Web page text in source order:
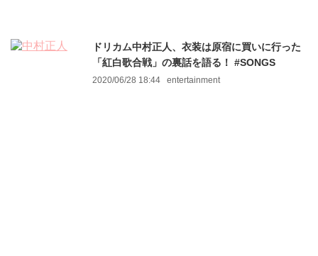
ドリカム中村正人、衣装は原宿に買いに行った
「紅白歌合戦」の裏話を語る！ #SONGS
2020/06/28 18:44 entertainment